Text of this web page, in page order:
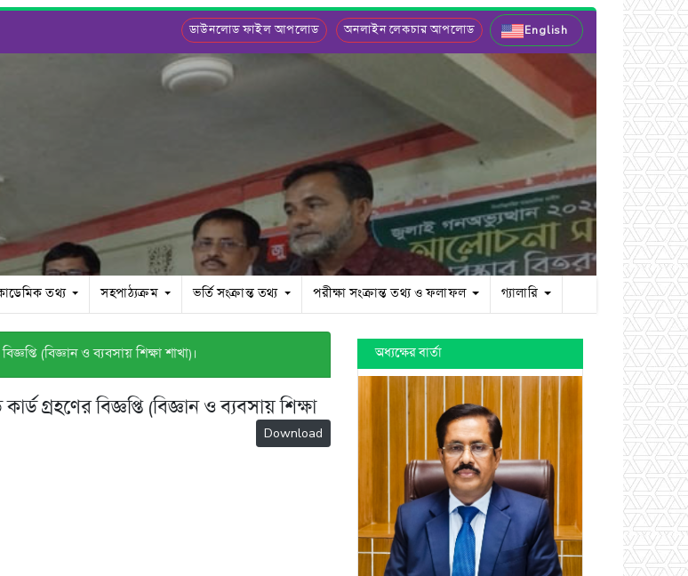
ডাউনলোড ফাইল আপলোড অনলাইন লেকচার আপলোড English
তথ্য সহপাঠ্যক্রম ভর্তি সংক্রান্ত তথ্য পরীক্ষা সংক্রান্ত তথ্য ও ফলাফল গ্যালারি
(বিজ্ঞান ও ব্যবসায় শিক্ষা শাখা)।
গ্রহণের বিজ্ঞপ্তি (বিজ্ঞান ও ব্যবসায় শিক্ষা
Download
অধ্যক্ষের বার্তা